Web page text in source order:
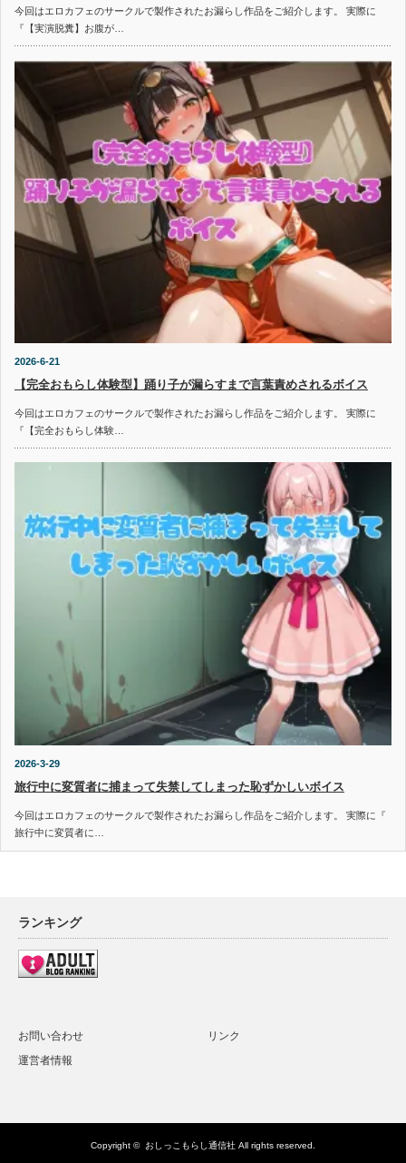
今回はエロカフェのサークルで製作されたお漏らし作品をご紹介します。 実際に
『【実演脱糞】お腹が…
2026-6-21
【完全おもらし体験型】踊り子が漏らすまで言葉責めされるボイス
今回はエロカフェのサークルで製作されたお漏らし作品をご紹介します。 実際に
『【完全おもらし体験…
2026-3-29
旅行中に変質者に捕まって失禁してしまった恥ずかしいボイス
今回はエロカフェのサークルで製作されたお漏らし作品をご紹介します。 実際に『
旅行中に変質者に…
ランキング
お問い合わせ
リンク
運営者情報
Copyright © おしっこもらし通信社 All rights reserved.